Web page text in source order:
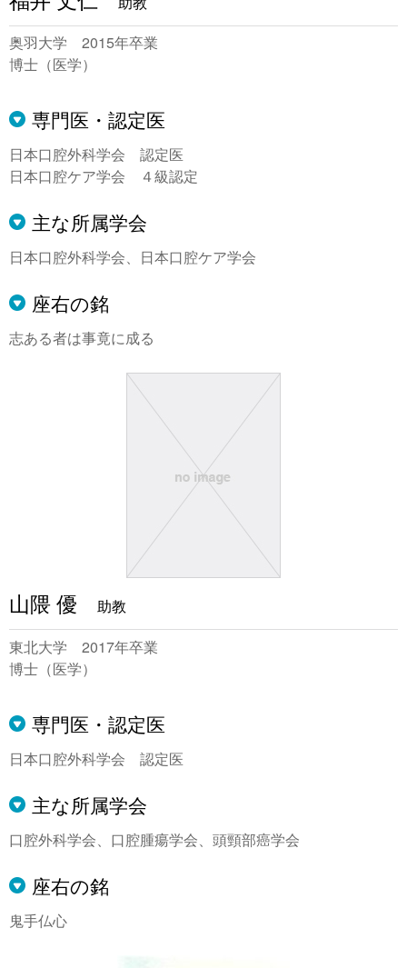
奥羽大学 2015年卒業
博士（医学）
専門医・認定医
日本口腔外科学会 認定医
日本口腔ケア学会 ４級認定
主な所属学会
日本口腔外科学会、日本口腔ケア学会
座右の銘
志ある者は事竟に成る
山隈 優
助教
東北大学 2017年卒業
博士（医学）
専門医・認定医
日本口腔外科学会 認定医
主な所属学会
口腔外科学会、口腔腫瘍学会、頭頸部癌学会
座右の銘
鬼手仏心